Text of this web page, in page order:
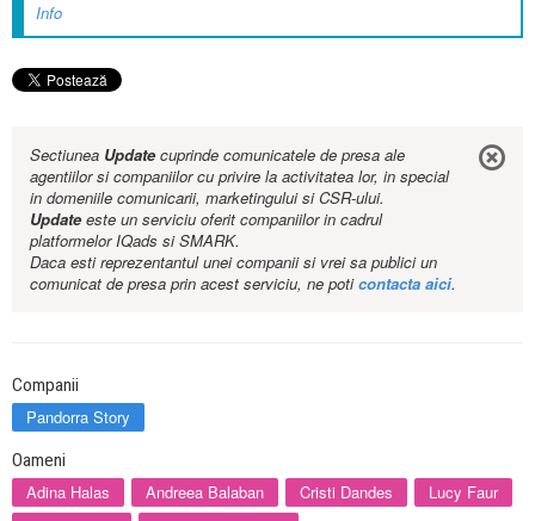
Info
Sectiunea Updatecuprinde comunicatele de presa ale
agentiilor si companiilor cu privire la activitatea lor, in special
in domeniile comunicarii, marketingului si CSR-ului.
Updateeste un serviciu oferit companiilor in cadrul
platformelor IQads si SMARK.
Daca esti reprezentantul unei companii si vrei sa publici un
comunicat de presa prin acest serviciu, ne poticontacta aici.
Companii
Pandorra Story
Oameni
Adina Halas Andreea Balaban Cristi Dandes
Lucy Faur